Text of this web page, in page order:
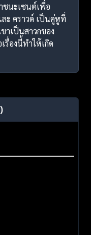
ชนะเซนต์เพื่อ
ะ คราวด์ เป็นคู่หูที่
าเป็นสาวกของ
รื่องนี้ทำให้เกิด